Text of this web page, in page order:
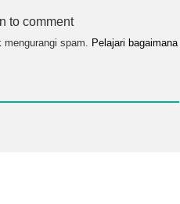
to comment
spam. Pelajari bagaimana